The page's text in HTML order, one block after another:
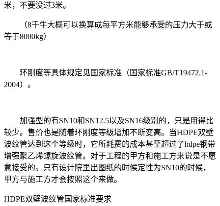
米，不要没过3米。
（8千牛大概可以换算成每平方米能够承受的压力大于或
等于8000kg）
环刚度等具体规定见国家标准（ 国家标准GB/T19472.1-
2004） 。
加强型的有SN10和SN12.5以及SN16级别的，只是用得比
较少。售价也是随着环刚度等级增加不断变高。
当HDPE双壁
波纹管达到这个等级时，它所耗费的成本甚至超过了hdpe钢带
增强聚乙烯螺旋波纹管。对于工程的甲方和施工方来说是不愿
意接受的。只有设计院里出图纸的时候定性为SN10的时候，
甲方与施工方才会按照这个来做。
HDPE双壁波纹管国家标准要求